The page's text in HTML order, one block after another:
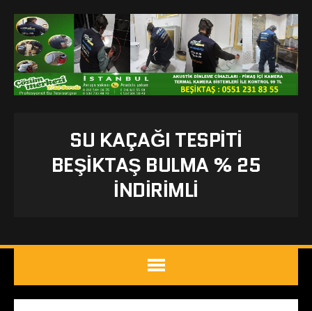
SU KAÇAĞI TESPITI
BEŞIKTAŞ BULMA % 25
İNDİRİMLİ